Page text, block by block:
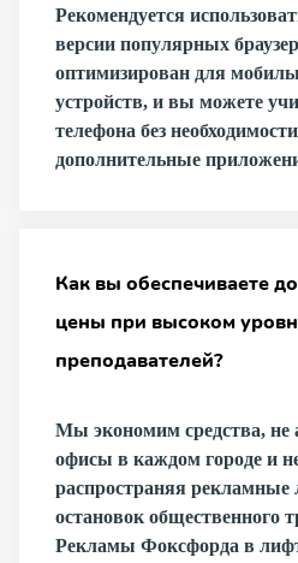
Рекомендуется
версии популярных
оптимизирован для
устройств, и вы можете
телефона без
дополнительные
Как вы обеспечиваете
цены при высоком
преподавателей?
Мы экономим средства, не
офисы в каждом городе и
распространяя рекламные
остановок общественного
Рекламы Фоксфорда в